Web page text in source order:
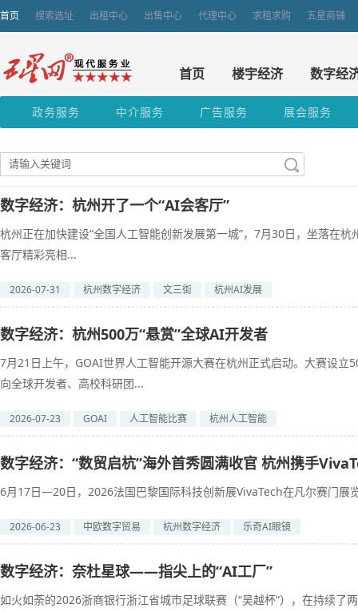
首页 搜索选址 出租中心 出售中心 代理中心 求租求购 五星商铺
首页 楼宇经济 数字经
政务服务 中介服务 广告服务 展会服务
数字经济：杭州开了一个“AI会客厅”
杭州正在加快建设“全国人工智能创新发展第一城”，7月30日，坐落在
客厅精彩亮相...
2026-07-31 杭州数字经济 文三街 杭州AI发展
数字经济：杭州500万“悬赏”全球AI开发者
7月21日上午，GOAI世界人工智能开源大赛在杭州正式启动。大赛设
向全球开发者、高校科研团...
2026-07-23 GOAI 人工智能比赛 杭州人工智能
数字经济：“数贸启杭”海外首秀圆满收官 杭州携手
6月17日—20日，2026法国巴黎国际科技创新展VivaTech在凡尔赛门展
2026-06-23 中欧数字贸易 杭州数字经济 乐奇AI眼镜
数字经济：奈杜星球——指尖上的“AI工厂”
如火如荼的2026浙商银行浙江省城市足球联赛（“吴越杯”），在持续了